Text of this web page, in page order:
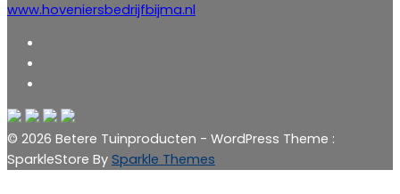
www.hoveniersbedrijfbijma.nl
© 2026 Betere Tuinproducten - WordPress Theme :
SparkleStore By Sparkle Themes